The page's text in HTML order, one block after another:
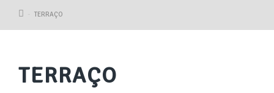
TERRAÇO
TERRAÇO